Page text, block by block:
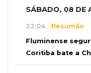
SÁBADO, 08 DE
22:04 Resumão
Fluminense
Coritiba bate a